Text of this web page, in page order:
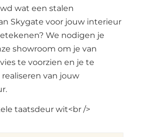
wat een stalen
Skygate voor jouw interieur
We nodigen je
showroom om je van
te voorzien en je te
van jouw